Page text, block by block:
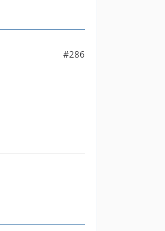
#286